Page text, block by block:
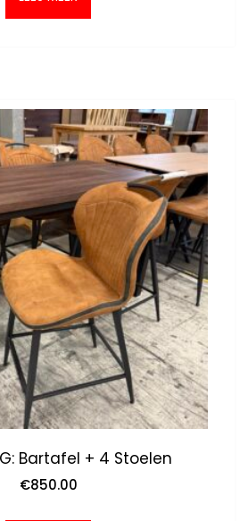
Bartafel + 4 Stoelen
€850.00